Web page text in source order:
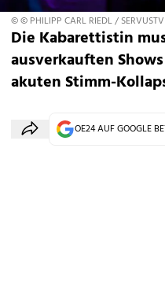
© © PHILIPP CARL RIEDL / SERVUSTV
Die Kabarettistin
ausverkauften
akuten Stimm-
OE24 AUF GOOGLE